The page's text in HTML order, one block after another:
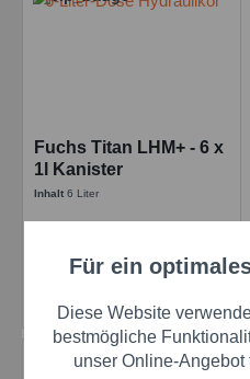
Fuchs Titan LHM+ - 6 x
1l Kanister
Inhalt6 Liter
Funktionale
Marketing
Für ein
Diese Website
bestmögliche
unser Online-